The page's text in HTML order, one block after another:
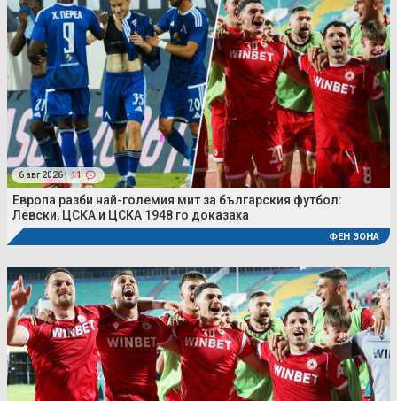
6 авг 2026 | 11
Европа разби най-големия мит за българския футбол:
Левски, ЦСКА и ЦСКА 1948 го доказаха
ФЕН ЗОНА